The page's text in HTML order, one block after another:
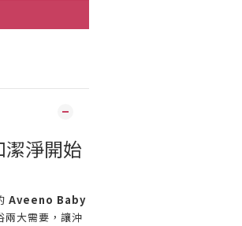
潔淨開始
Aveeno Baby
兩大需要，讓沖